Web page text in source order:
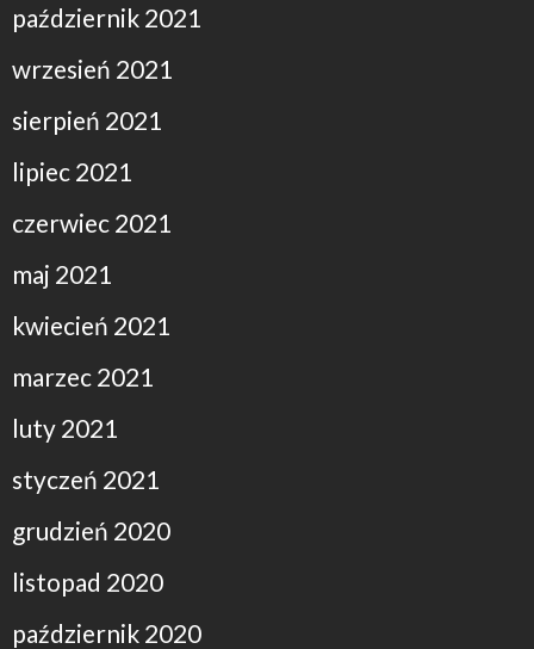
październik 2021
wrzesień 2021
sierpień 2021
lipiec 2021
czerwiec 2021
maj 2021
kwiecień 2021
marzec 2021
luty 2021
styczeń 2021
grudzień 2020
listopad 2020
październik 2020